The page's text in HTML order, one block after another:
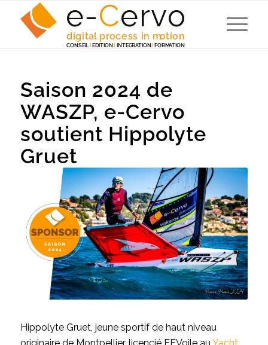
e-Cervo
digital process in motion
CONSEIL EDITION INTEGRATION FORMATION
Saison 2024 de
WASZP, e-Cervo
soutient Hippolyte
Gruet
Hippolyte Gruet, jeune sportif de haut niveau